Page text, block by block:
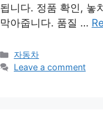
됩니다. 정품 확인, 놓
막아줍니다. 품질 …
Categories
자동차
Leave a comment